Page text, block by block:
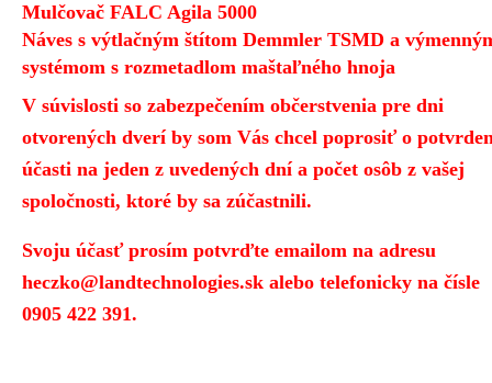
Mulčovač FALC Agila 5000
Náves s výtlačným štítom Demmler TSMD a
systémom s rozmetadlom maštaľného hnoja
V súvislosti so zabezpečením občerstvenia pre dni
otvorených dverí by som Vás chcel poprosiť o
účasti na jeden z uvedených dní a počet osôb z vašej
spoločnosti, ktoré by sa zúčastnili.
Svoju účasť prosím potvrďte emailom na adresu
heczko@landtechnologies.sk alebo telefonicky na čísle
0905 422 391.